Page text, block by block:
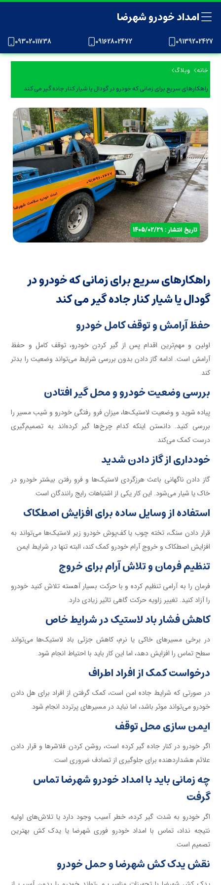
امداد خودرو شهرضا
09139202427
09162802472
09302011738
خانه
وبلاگ
راهکارهای سریع برای زمانی که خودرو در گودال یا شیار کنار جاده گیر می کند
تاریخ انتشار : 1405/02/29
راهکارهای سریع برای زمانی که خودرو در
گودال یا شیار کنار جاده گیر می کند
حفظ آرامش و توقف کامل خودرو
اولین و مهم‌ترین اقدام پس از گیر کردن خودرو، توقف کامل و حفظ
آرامش است. ادامه گاز دادن بدون بررسی شرایط می‌تواند وضعیت را بدتر
کند.
بررسی وضعیت خودرو و محل گیر افتادن
پیاده شوید و وضعیت لاستیک‌ها، میزان فرو رفتگی خودرو و شیب مسیر را
بررسی کنید. دانستن اینکه کدام چرخ‌ها گیر کرده‌اند به تصمیم‌گیری
درست کمک می‌کند.
خودداری از گاز دادن شدید
گاز دادن ناگهانی باعث هرزگردی لاستیک‌ها و فرو رفتن بیشتر خودرو در
خاک یا شیار می‌شود. این کار یکی از اشتباهات رایج رانندگان است.
استفاده از وسایل ساده برای افزایش اصطکاک
قرار دادن سنگ، تخته چوب یا کف‌پوش خودرو زیر لاستیک‌ها می‌تواند به
افزایش اصطکاک و خروج آرام خودرو کمک کند، البته تنها در شرایط ایمن.
تنظیم فرمان و تلاش آرام برای خروج
فرمان را به آرامی تنظیم کرده و با حرکت بسیار آهسته تلاش کنید خودرو
را آزاد کنید. تغییر زاویه حرکت گاهی تاثیر زیادی دارد.
کاهش فشار باد لاستیک در شرایط خاص
در برخی مسیرهای خاکی یا نرم، کاهش جزئی باد لاستیک‌ها می‌تواند
سطح تماس را افزایش دهد، اما این کار باید با احتیاط انجام شود.
درخواست کمک از افراد اطراف
در صورتی که شرایط جاده امن است، کمک گرفتن از افراد برای هل دادن
خودرو می‌تواند موثر باشد، اما نباید در مسیرهای پرتردد انجام شود.
ایمن سازی محل توقف
اگر خودرو در کنار جاده گیر کرده است، روشن کردن فلاشرها و قرار دادن
علائم هشداردهنده برای جلوگیری از تصادف ضروری است.
چه زمانی باید با امداد خودرو شهرضا تماس
گرفت
اگر خودرو به شدت گیر کرده، خطر آسیب وجود دارد یا تلاش‌های اولیه
نتیجه نداد، تماس با امداد خودرو فوری شهرضا یا یدک کش بهترین
تصمیم است.
نقش یدک کش شهرضا و حمل خودرو